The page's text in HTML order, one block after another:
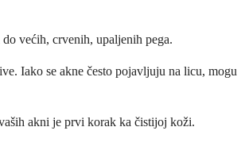
većih, crvenih, upaljenih pega.
Iako se akne često pojavljuju na licu, mogu
akni je prvi korak ka čistijoj koži.